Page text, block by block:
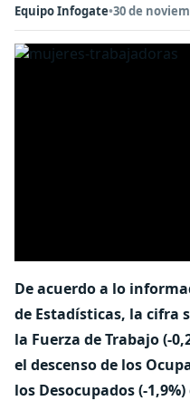
Equipo Infogate•30 de
De acuerdo a lo
de Estadísticas, la cifra
la Fuerza de Trabajo (-
el descenso de los
los Desocupados (-